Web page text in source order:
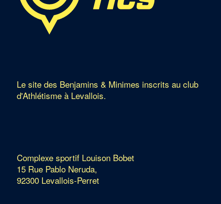
Le site des Benjamins & Minimes inscrits au club
d'Athlétisme à Levallois.
Complexe sportif Louison Bobet
15 Rue Pablo Neruda,
92300 Levallois-Perret